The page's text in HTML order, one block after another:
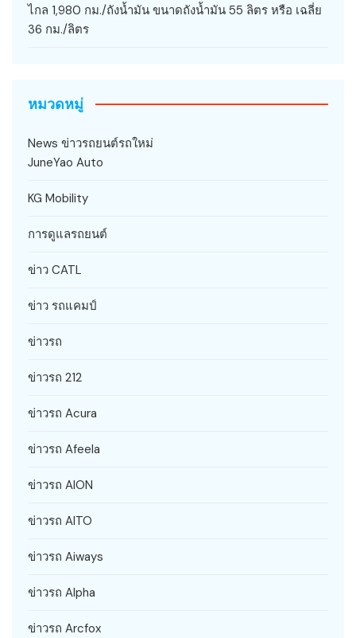
ไกล 1,980 กม./ถังน้ำมัน ขนาดถังน้ำมัน 55 ลิตร หรือ เฉลี่ย
36 กม./ลิตร
หมวดหมู่
News ข่าวรถยนต์รถใหม่
JuneYao Auto
KG Mobility
การดูแลรถยนต์
ข่าว CATL
ข่าว รถแคมป์
ข่าวรถ
ข่าวรถ 212
ข่าวรถ Acura
ข่าวรถ Afeela
ข่าวรถ AION
ข่าวรถ AITO
ข่าวรถ Aiways
ข่าวรถ Alpha
ข่าวรถ Arcfox